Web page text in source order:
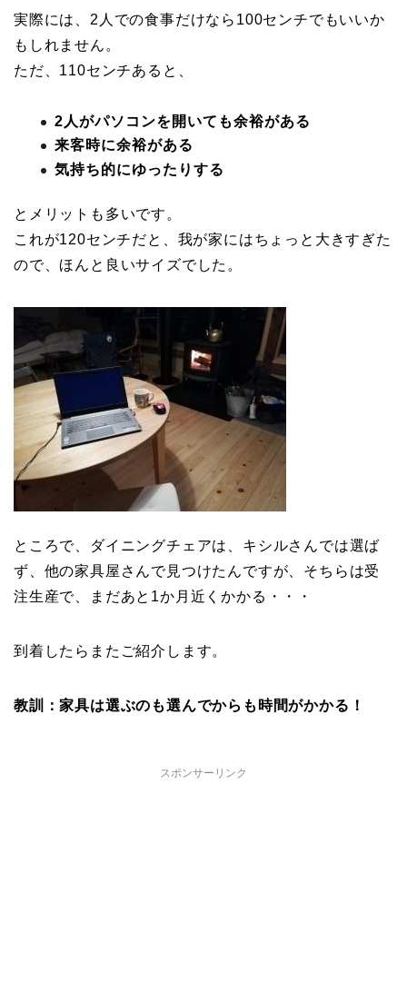
実際には、2人での食事だけなら100センチでもいいか
もしれません。
ただ、110センチあると、
2人がパソコンを開いても余裕がある
来客時に余裕がある
気持ち的にゆったりする
とメリットも多いです。
これが120センチだと、我が家にはちょっと大きすぎた
ので、ほんと良いサイズでした。
ところで、ダイニングチェアは、キシルさんでは選ば
ず、他の家具屋さんで見つけたんですが、そちらは受
注生産で、まだあと1か月近くかかる・・・
到着したらまたご紹介します。
教訓：家具は選ぶのも選んでからも時間がかかる！
スポンサーリンク